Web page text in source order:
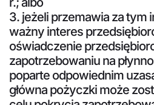
3. jeżeli przemawia za tym
ważny interes
oświadczenie
zapotrzebowaniu na
poparte odpowiednim
główna pożyczki może